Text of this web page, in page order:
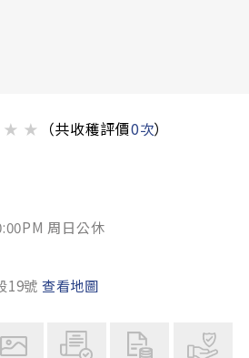
★ ★ （共收穫評價0次）
周日公休
19號 查看地圖